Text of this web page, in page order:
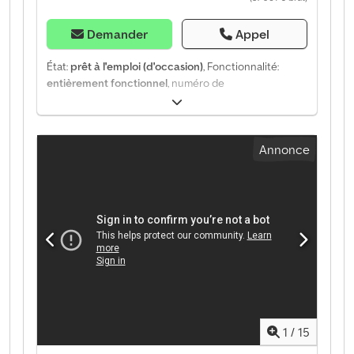
philosophie d’entreprise est caractérisée par l’équité
et la fiabilité. Puisque la satisfaction du client est très
importante pour nous, nous offrons à nos clients un
excellent ensemble de services complets et mettons
à leur disposition un interlocuteur compétent qui les
accompagnera lors de l’achat ou de la vente de
véhicules. Convainquez-vous par vous-même ! Nos
vous aiderons volontiers à charger vos véhicules
achetés. Organisation de transports spéciaux Nous
obtenir des plaques d’exportation / plaques
d’immatriculation temporaires. Gestion des formalités
douanières Nous vous aiderons volontiers à gérer les
Demander Appel
État: prêt à l'emploi (d'occasion), Fonctionnalité:
entièrement fonctionnel, numéro de
, kilométrage:
puissance:368 kW (500,34 ch), première
immatriculation:08/2026, type de carburant:diesel,
, poids maximal de charge:9 787
, cabine conducteur:cabine couchette, type
d'engrenage:automatique , classe d'émission:Euro 6c
suspension:acier-air
5 983 mm
de stationnement, climatisation, direction assistée,
retardeur, réfrigérateur, régulateur de vitesse,
verrouillage centralisé, • Semi-remorque à trois
Annonce
1 / 15